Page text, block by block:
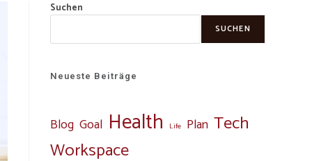
Suchen
SUCHEN
Neueste Beiträge
Blog Goal Health Life Plan Tech
Workspace